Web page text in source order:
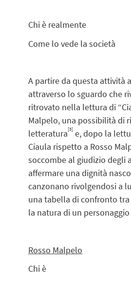
ROSSO
Chi è realmente
Come lo vede la società
A partire da questa attività
attraverso lo sguardo che
ritrovato nella lettura di
Malpelo, una possibilità di
letteratura[3] e, dopo la
Ciaula rispetto a Rosso
soccombe al giudizio degli
affermare una dignità
canzonano rivolgendosi a
una tabella di confronto
la natura di un
Rosso Malpelo
Chi è